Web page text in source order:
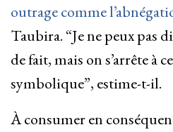
outrage comme
Taubira. “Je ne peux pas
de fait, mais on s’arrête à
symbolique”, estime-t-il.
À consumer en